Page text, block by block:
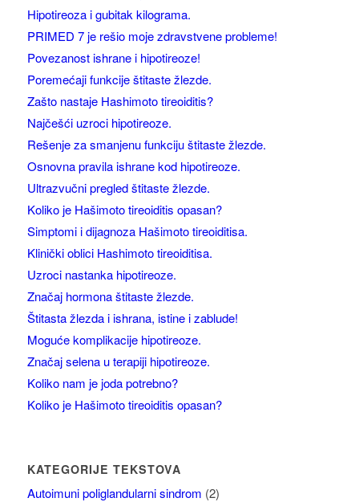
Hipotireoza i gubitak kilograma.
PRIMED 7 je rešio moje zdravstvene probleme!
Povezanost ishrane i hipotireoze!
Poremećaji funkcije štitaste žlezde.
Zašto nastaje Hashimoto tireoiditis?
Najčešći uzroci hipotireoze.
Rešenje za smanjenu funkciju štitaste žlezde.
Osnovna pravila ishrane kod hipotireoze.
Ultrazvučni pregled štitaste žlezde.
Koliko je Hašimoto tireoiditis opasan?
Simptomi i dijagnoza Hašimoto tireoiditisa.
Klinički oblici Hashimoto tireoiditisa.
Uzroci nastanka hipotireoze.
Značaj hormona štitaste žlezde.
Štitasta žlezda i ishrana, istine i zablude!
Moguće komplikacije hipotireoze.
Značaj selena u terapiji hipotireoze.
Koliko nam je joda potrebno?
Koliko je Hašimoto tireoiditis opasan?
KATEGORIJE TEKSTOVA
Autoimuni poliglandularni sindrom (2)